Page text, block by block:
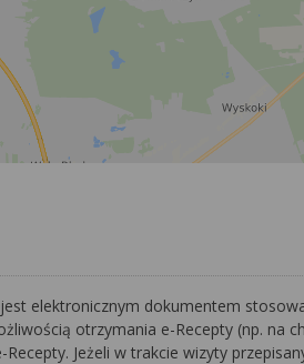
elektronicznym dokumentem
otrzymania e-Recepty (np. na
Jeżeli w trakcie wizyty